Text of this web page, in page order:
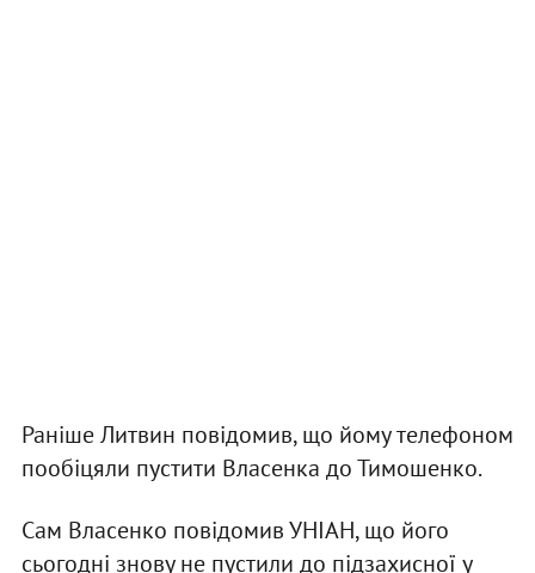
Раніше Литвин повідомив, що йому телефоном
пообіцяли пустити Власенка до Тимошенко.
Сам Власенко повідомив УНІАН, що його
сьогодні знову не пустили до підзахисної у